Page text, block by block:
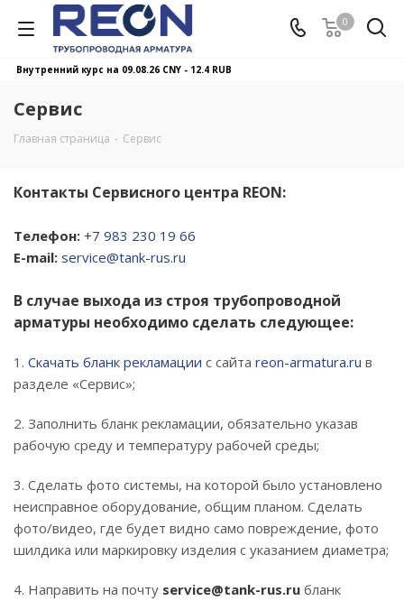
0
Внутренний курс на 09.08.26 CNY - 12.4 RUB
Сервис
Главная страница - Сервис
Контакты Сервисного центра REON:
Телефон: +7 983 230 19 66
E-mail: service@tank-rus.ru
В случае выхода из строя трубопроводной
арматуры необходимо сделать следующее:
1. Скачать бланк рекламации с сайта reon-armatura.ru в
разделе «Сервис»;
2. Заполнить бланк рекламации, обязательно указав
рабочую среду и температуру рабочей среды;
3. Сделать фото системы, на которой было установлено
неисправное оборудование, общим планом. Сделать
фото/видео, где будет видно само повреждение, фото
шилдика или маркировку изделия с указанием диаметра;
4. Направить на почту service@tank-rus.ru бланк